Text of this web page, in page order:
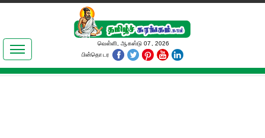
இலக்கியங்கள்
தமிழ் உலகம்
வெள்ளி, ஆகஸ்டு 07, 2026
பின்தொடர